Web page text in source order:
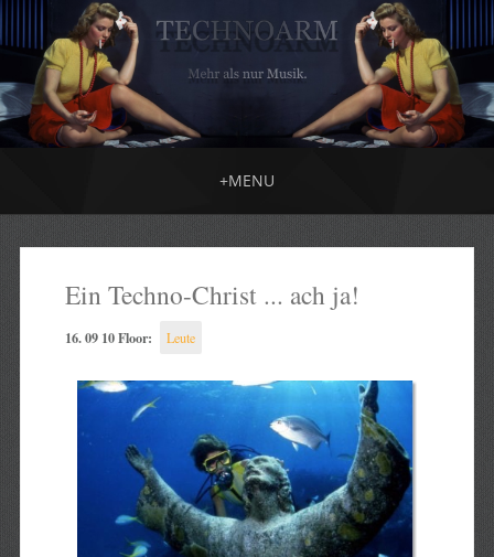
+MENU
Ein Techno-Christ ... ach ja!
16. 09 10 Floor: Leute